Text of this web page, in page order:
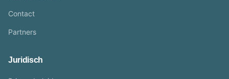
Contact
Partners
Juridisch